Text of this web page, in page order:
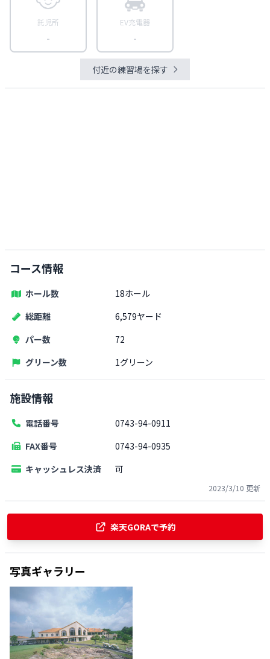
託児所
-
EV充電器
-
付近の練習場を探す
コース情報
ホール数
18ホール
総距離
6,579ヤード
パー数
72
グリーン数
1グリーン
施設情報
電話番号
0743-94-0911
FAX番号
0743-94-0935
キャッシュレス決済
可
2023/3/10 更新
楽天GORAで予約
写真ギャラリー